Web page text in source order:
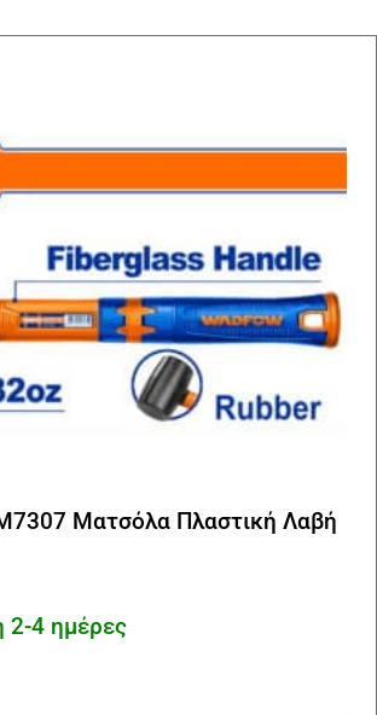
Ματσόλα Πλαστική Λαβή
2-4 ημέρες